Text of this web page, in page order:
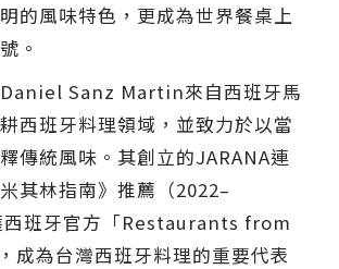
的風味特色，更成為世界餐桌上
。
Sanz Martin來自西班牙馬
西班牙料理領域，並致力於以當
傳統風味。其創立的JARANA連
其林指南》推薦（2022–
西班牙官方「Restaurants from
成為台灣西班牙料理的重要代表